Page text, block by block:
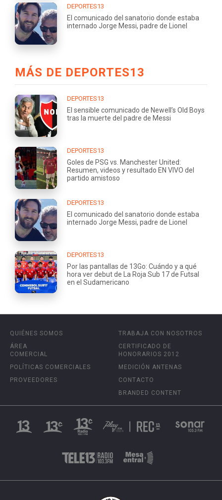
DEPORTES13
El comunicado del sanatorio donde estaba
internado Jorge Messi, padre de Lionel
MÁS DE DEPORTES13
DEPORTES13
El sensible comunicado de Newell’s Old Boys
tras la muerte del padre de Messi
DEPORTES13
Goles de PSG vs. Manchester United:
Resumen, videos y resultado EN VIVO del
partido amistoso
DEPORTES13
El comunicado del sanatorio donde estaba
internado Jorge Messi, padre de Lionel
DEPORTES13
Por las pantallas de 13Go: Cuándo y a qué
hora ver debut de La Roja Sub 17 de Futsal
en el Sudamericano
QUIÉNES SOMOS
ÁREA
COMERCIAL
POLÍTICAS COMERCIALES
PROVEEDORES
TRABAJA CON NOSOTROS
CERTIFICADO DE
HONORARIOS 2012
MEDICIÓN ANTENAS
CONTACTO
BRANDED CONTENT